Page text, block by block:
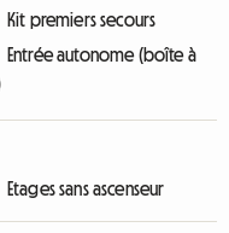
Kit premiers secours
Entrée autonome (boîte à
Etages sans ascenseur